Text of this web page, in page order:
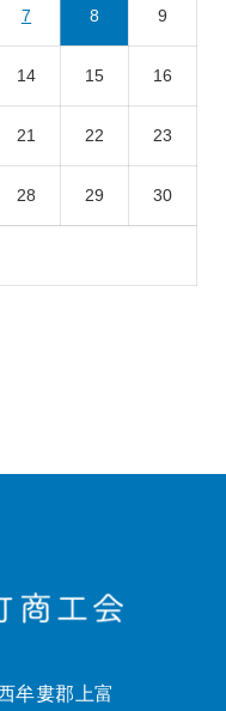
7 8 9
14 15 16
21 22 23
28 29 30
牟婁郡上富